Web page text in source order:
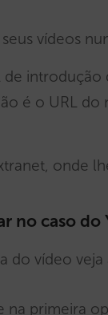
vídeos
de introdução
é o URL
onde
no caso do
do vídeo veja
na primeira